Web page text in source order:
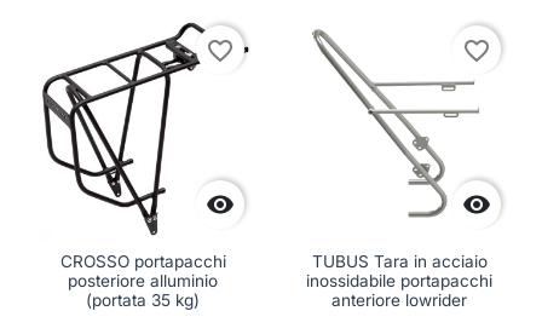

favorite_border
CROSSO portapacchi
posteriore alluminio
(portata 35 kg)

favorite_border
TUBUS Tara in acciaio
inossidabile portapacchi
anteriore lowrider